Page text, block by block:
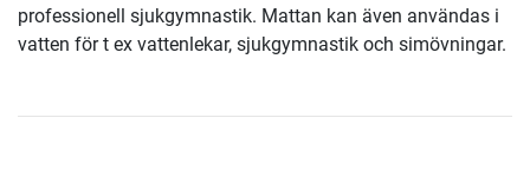
professionell sjukgymnastik. Mattan kan även användas i
vatten för t ex vattenlekar, sjukgymnastik och simövningar.